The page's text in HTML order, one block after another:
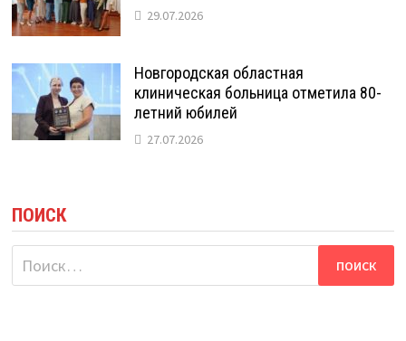
29.07.2026
Новгородская областная
клиническая больница отметила 80-
летний юбилей
27.07.2026
ПОИСК
Найти: